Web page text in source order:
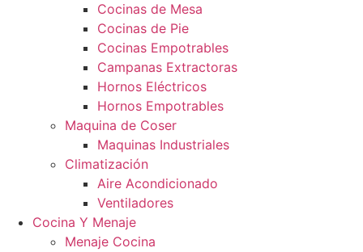
Cocinas de Mesa
Cocinas de Pie
Cocinas Empotrables
Campanas Extractoras
Hornos Eléctricos
Hornos Empotrables
Maquina de Coser
Maquinas Industriales
Climatización
Aire Acondicionado
Ventiladores
Cocina Y Menaje
Menaje Cocina